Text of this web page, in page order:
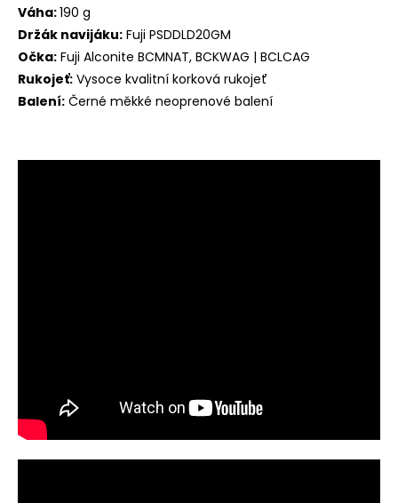
Váha:190 g
Držák navijáku: Fuji PSDDLD20GM
Očka: Fuji Alconite BCMNAT, BCKWAG | BCLCAG
Rukojeť: Vysoce kvalitní korková rukojeť
Balení: Černé měkké neoprenové balení